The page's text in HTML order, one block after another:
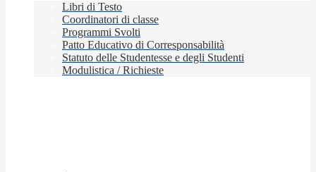
Libri di Testo
Coordinatori di classe
Programmi Svolti
Patto Educativo di Corresponsabilità
Statuto delle Studentesse e degli Studenti
Modulistica / Richieste